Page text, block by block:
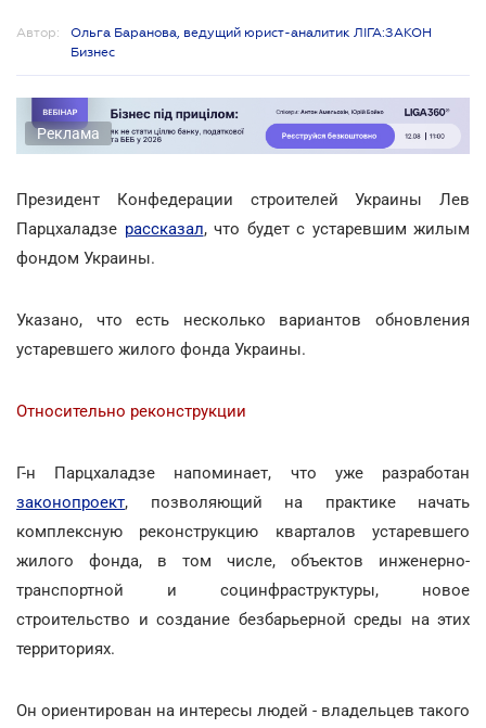
Автор:
Ольга Баранова, ведущий юрист-аналитик ЛІГА:ЗАКОН
Бизнес
Реклама
Президент Конфедерации строителей Украины Лев
Парцхаладзе рассказал, что будет с устаревшим жилым
фондом Украины.
Указано, что есть несколько вариантов обновления
устаревшего жилого фонда Украины.
Относительно реконструкции
Г-н Парцхаладзе напоминает, что уже разработан
законопроект, позволяющий на практике начать
комплексную реконструкцию кварталов устаревшего
жилого фонда, в том числе, объектов инженерно-
транспортной и социнфраструктуры, новое
строительство и создание безбарьерной среды на этих
территориях.
Он ориентирован на интересы людей - владельцев такого